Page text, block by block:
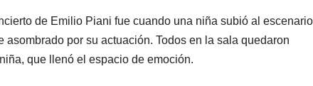
de Emilio Piani fue cuando una niña subió al
por su actuación. Todos en la sala quedaron
que llenó el espacio de emoción.